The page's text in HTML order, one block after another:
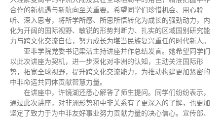
合作的新机遇与新航向至关重要。希望同学们珍惜机会、用心聆
听、深入思考，将所学所感、所思所悟转化为成长的强劲动力，内
化为开阔的国际视野、敏锐的形势判断力、扎实的区域国别研究能
力与跨文化交流自信，努力成长为堪当民族复兴重任的时代新人。
亚非学院党委书记梁洁主持讲座并作总结发言。她希望同学们
以此次讲座为契机，进一步深化对非洲的认知，主动关注国际形
势，拓宽全球视野，提升跨文化交流能力，为推动构建更加紧密的
中非命运共同体贡献智慧力量。
在讲座中，许镜湖还悉心解答了师生提问。同学们纷纷表示，
通过此次讲座，对非洲形势和中非关系有了更深入的了解，也更加
坚定了致力于为中非友好事业努力贡献力量的决心信心。宣传部、